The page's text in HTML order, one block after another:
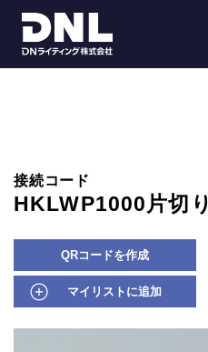
接続コード
HKLWP1000片切り
QRコードを作成
マイリストに追加